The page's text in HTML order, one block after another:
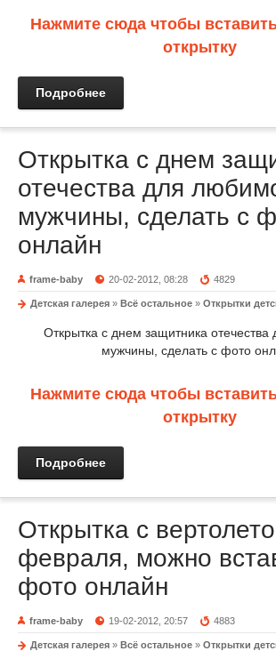
Нажмите сюда чтобы
открытку
Подробнее
Открытка с днем
отечества для
мужчины, сделать с
онлайн
frame-baby 20-02-2012, 08:28 4829
Детская галерея » Всё остальное » Открытки
Открытка с днем защитника
мужчины, сделать с фото
Нажмите сюда чтобы
открытку
Подробнее
Открытка с
февраля, можно
фото онлайн
frame-baby 19-02-2012, 20:57 4883
Детская галерея » Всё остальное » Открытки